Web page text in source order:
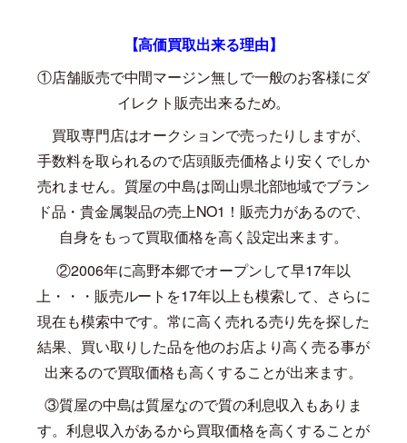
【高価買取出来る理由】
①店舗販売で中間マージン無しで一般のお客様にダ
イレクト販売出来るため。
買取専門店はオークションで売ったりしますが、
手数料を取られるので店頭販売価格より安くでしか
売れません。質屋の中島は岡山県北部地域でブラン
ド品・貴金属製品の売上NO1 ！販売力があるので、
自身をもって買取価格を高く設定出来ます。
②2006年に高野本郷でオープンして早17年以
上・・・販売ルートを17年以上も模索して、さらに
現在も模索中です。常に高く売れる売り先を探した
結果、買い取りした品を他のお店より高く売る事が
出来るので買取価格も高くすることが出来ます。
③質屋の中島は質屋なので質の利息収入もありま
す。利息収入があるから買取価格を高くすることが